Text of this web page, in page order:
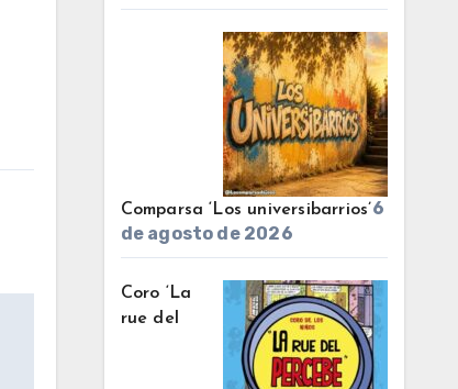
Comparsa ‘Los universibarrios’6
de agosto de 2026
Coro ‘La
rue del